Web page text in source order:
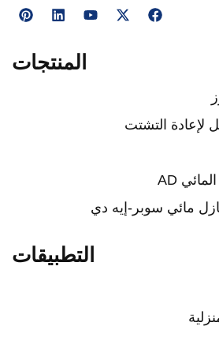
المنتجات
التشتت
سوبر-إيه دي
التطبيقات